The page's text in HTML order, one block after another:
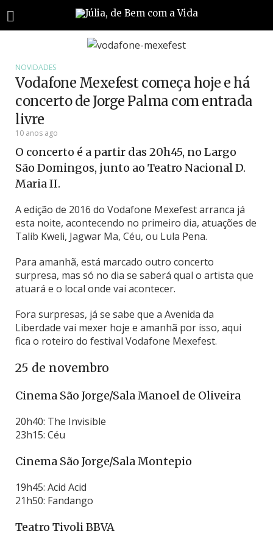
NOVIDADES
Vodafone Mexefest começa hoje e há
concerto de Jorge Palma com entrada
livre
10 anos ago
O concerto é a partir das 20h45, no Largo
São Domingos, junto ao Teatro Nacional D.
Maria II.
A edição de 2016 do Vodafone Mexefest arranca já
esta noite, acontecendo no primeiro dia, atuações de
Talib Kweli, Jagwar Ma, Céu, ou Lula Pena.
Para amanhã, está marcado outro concerto
surpresa, mas só no dia se saberá qual o artista que
atuará e o local onde vai acontecer.
Fora surpresas, já se sabe que a Avenida da
Liberdade vai mexer hoje e amanhã por isso, aqui
fica o roteiro do festival Vodafone Mexefest.
25 de novembro
Cinema São Jorge/Sala Manoel de Oliveira
20h40: The Invisible
23h15: Céu
Cinema São Jorge/Sala Montepio
19h45: Acid Acid
21h50: Fandango
Teatro Tivoli BBVA